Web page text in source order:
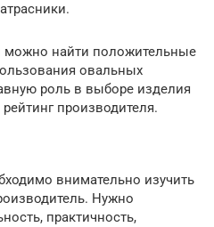
можно найти положительные
овальных
роль в выборе изделия
производителя.
внимательно изучить
Нужно
практичность,